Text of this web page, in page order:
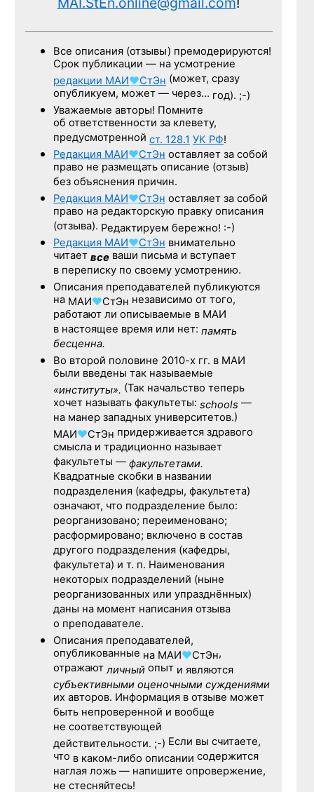
Все описания (отзывы) премодерируются!
Срок публикации — на усмотрение
редакции МАИ♥СтЭн (может, сразу
опубликуем, может — через… год). ;-)
Уважаемые авторы! Помните
об ответственности за клевету,
предусмотренной ст. 128.1 УК РФ!
Редакция МАИ♥СтЭн оставляет за собой
право не размещать описание (отзыв)
без объяснения причин.
Редакция МАИ♥СтЭн оставляет за собой
право на редакторскую правку описания
(отзыва). Редактируем бережно! :-)
Редакция МАИ♥СтЭн внимательно
читает все ваши письма и вступает
в переписку по своему усмотрению.
Описания преподавателей публикуются
на МАИ♥СтЭн независимо от того,
работают ли описываемые в МАИ
в настоящее время или нет: память
бесценна.
Во второй половине 2010-х гг. в МАИ
были введены так называемые
«институты». (Так начальство теперь
хочет называть факультеты: schools —
на манер западных университетов.)
МАИ♥СтЭн придерживается здравого
смысла и традиционно называет
факультеты — факультетами.
Квадратные скобки в названии
подразделения (кафедры, факультета)
означают, что подразделение было:
реорганизовано; переименовано;
расформировано; включено в состав
другого подразделения (кафедры,
факультета) и т. п. Наименования
некоторых подразделений (ныне
реорганизованных или упразднённых)
даны на момент написания отзыва
о преподавателе.
Описания преподавателей,
опубликованные на МАИ♥СтЭн,
отражаютличный опыт и являются
субъективными оценочными суждениями
их авторов. Информация в отзыве может
быть непроверенной и вообще
не соответствующей
действительности. ;-) Если вы считаете,
что в каком-либо описании содержится
наглая ложь — напишите опровержение,
не стесняйтесь!